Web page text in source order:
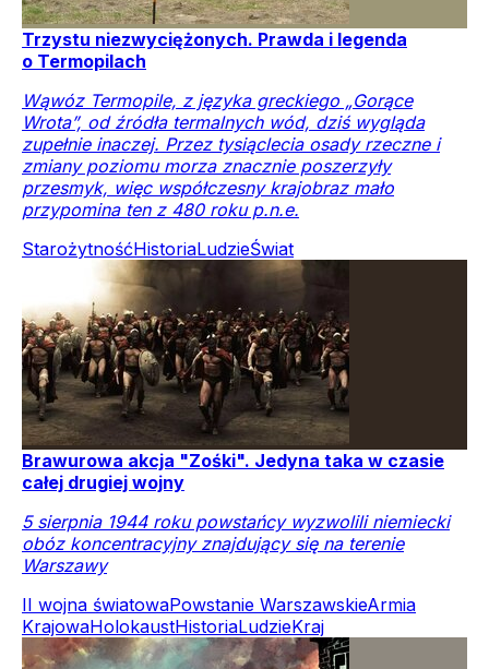
Trzystu niezwyciężonych. Prawda i legenda
o Termopilach
Wąwóz Termopile, z języka greckiego „Gorące
Wrota”, od źródła termalnych wód, dziś wygląda
zupełnie inaczej. Przez tysiąclecia osady rzeczne i
zmiany poziomu morza znacznie poszerzyły
przesmyk, więc współczesny krajobraz mało
przypomina ten z 480 roku p.n.e.
StarożytnośćHistoriaLudzieŚwiat
Brawurowa akcja "Zośki". Jedyna taka w czasie
całej drugiej wojny
5 sierpnia 1944 roku powstańcy wyzwolili niemiecki
obóz koncentracyjny znajdujący się na terenie
Warszawy
II wojna światowaPowstanie WarszawskieArmia
KrajowaHolokaustHistoriaLudzieKraj